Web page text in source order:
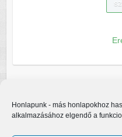
Honlapunk - más honlapokhoz
alkalmazásához elgendő a